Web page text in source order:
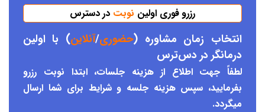
رزرو فوری اولین نوبت در دسترس
انتخاب زمان مشاوره (حضوری/آنلاین) با اولین
درمانگر در دسترس
لطفاً جهت اطلاع از هزینه جلسات، ابتدا نوبت رزرو
بفرمایید، سپس هزینه جلسه و شرایط برای شما ارسال
میگردد.